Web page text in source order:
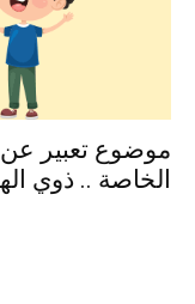
موضوع تعبير عن
الخاصة .. ذوي